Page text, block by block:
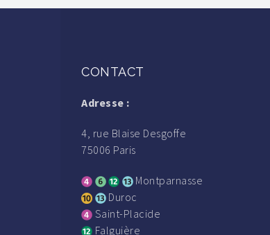
CONTACT
Adresse :
4, rue Blaise Desgoffe
75006 Paris
Montparnasse
Duroc
Saint-Placide
Falguière